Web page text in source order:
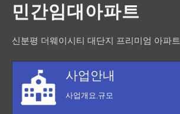
민간임대아파트
신분평 더웨이시티 대단지 프리미엄 아파트
사업안내
사업개요,규모